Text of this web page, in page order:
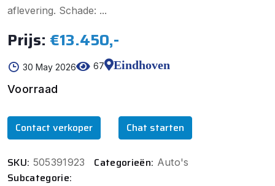
aflevering. Schade: ...
Prijs: €13.450,-
30 May 2026 67
Eindhoven
Voorraad
Contact verkoper Chat starten
SKU: 505391923 Categorieën: Auto's
Subcategorie: